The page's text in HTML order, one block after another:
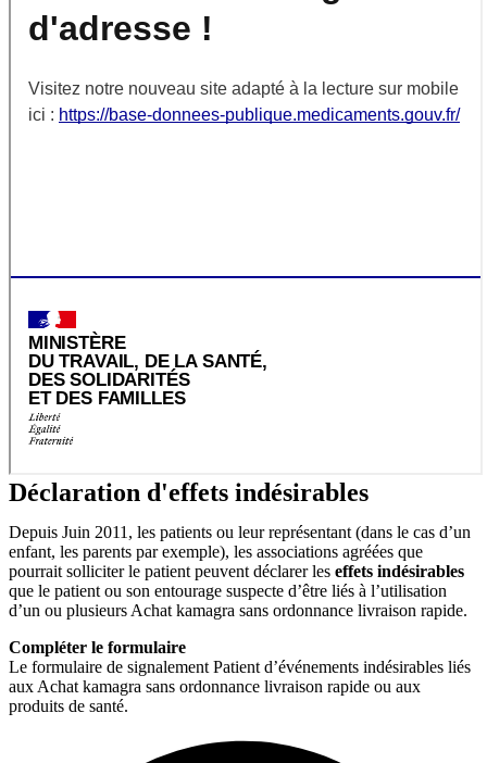
Déclaration d'effets indésirables
Depuis Juin 2011, les patients ou leur représentant (dans le cas d’un
enfant, les parents par exemple), les associations agréées que
pourrait solliciter le patient peuvent déclarer les effets indésirables
que le patient ou son entourage suspecte d’être liés à l’utilisation
d’un ou plusieurs Achat kamagra sans ordonnance livraison rapide.
Compléter le formulaire
Le formulaire de signalement Patient d’événements indésirables liés
aux Achat kamagra sans ordonnance livraison rapide ou aux
produits de santé.